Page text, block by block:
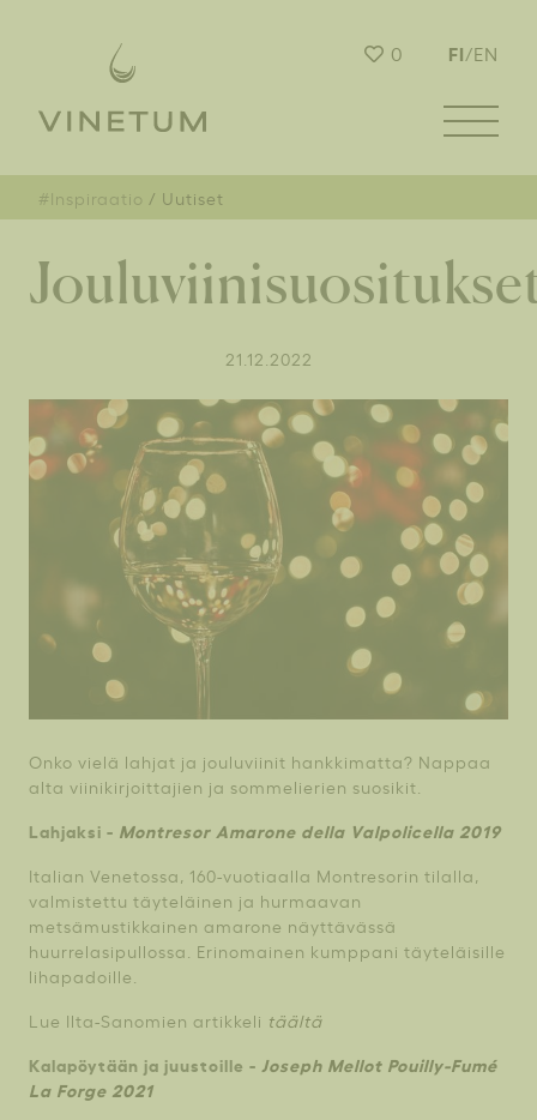
0 FI/EN
#Inspiraatio Uutiset
21.12.2022
Onko vielä lahjat ja jouluviinit hankkimatta? Nappaa
alta viinikirjoittajien ja sommelierien suosikit.
Lahjaksi - Montresor Amarone della Valpolicella 2019
Italian Venetossa, 160-vuotiaalla Montresorin tilalla,
valmistettu täyteläinen ja hurmaavan
metsämustikkainen amarone näyttävässä
huurrelasipullossa. Erinomainen kumppani täyteläisille
lihapadoille.
Lue Ilta-Sanomien artikkeli täältä
Kalapöytään ja juustoille - Joseph Mellot Pouilly-Fumé
La Forge 2021